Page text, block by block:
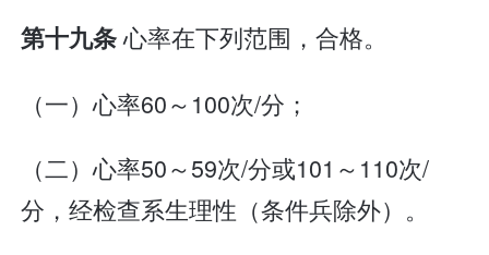
第十九条心率在下列范围，合格。
（一）心率60～100次/分；
（二）心率50～59次/分或101～110次/
分，经检查系生理性（条件兵除外）。